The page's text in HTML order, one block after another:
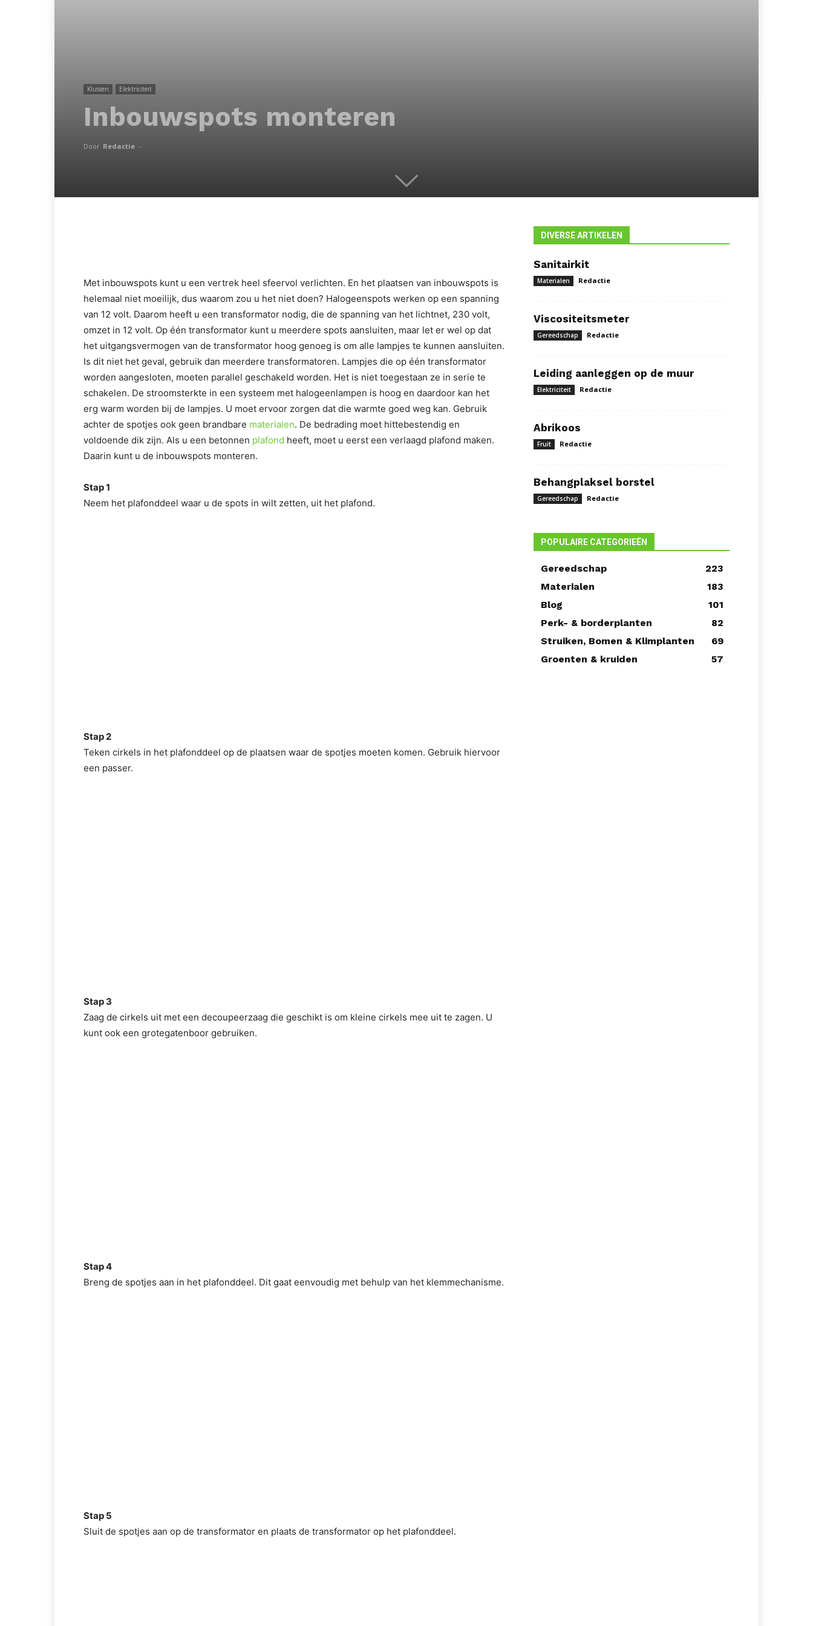
Klussen Elektriciteit
Inbouwspots monteren
Door Redactie -
Met inbouwspots kunt u een vertrek heel sfeervol verlichten. En het plaatsen van inbouwspots is
helemaal niet moeilijk, dus waarom zou u het niet doen? Halogeenspots werken op een spanning
van 12 volt. Daarom heeft u een transformator nodig, die de spanning van het lichtnet, 230 volt,
omzet in 12 volt. Op één transformator kunt u meerdere spots aansluiten, maar let er wel op dat
het uitgangsvermogen van de transformator hoog genoeg is om alle lampjes te kunnen aansluiten.
Is dit niet het geval, gebruik dan meerdere transformatoren. Lampjes die op één transformator
worden aangesloten, moeten parallel geschakeld worden. Het is niet toegestaan ze in serie te
schakelen. De stroomsterkte in een systeem met halogeenlampen is hoog en daardoor kan het
erg warm worden bij de lampjes. U moet ervoor zorgen dat die warmte goed weg kan. Gebruik
achter de spotjes ook geen brandbare materialen. De bedrading moet hittebestendig en
voldoende dik zijn. Als u een betonnen plafond heeft, moet u eerst een verlaagd plafond maken.
Daarin kunt u de inbouwspots monteren.
Stap 1
Neem het plafonddeel waar u de spots in wilt zetten, uit het plafond.
Stap 2
Teken cirkels in het plafonddeel op de plaatsen waar de spotjes moeten komen. Gebruik hiervoor
een passer.
Stap 3
Zaag de cirkels uit met een decoupeerzaag die geschikt is om kleine cirkels mee uit te zagen. U
kunt ook een grotegatenboor gebruiken.
Stap 4
Breng de spotjes aan in het plafonddeel. Dit gaat eenvoudig met behulp van het klemmechanisme.
Stap 5
Sluit de spotjes aan op de transformator en plaats de transformator op het plafonddeel.
DIVERSE ARTIKELEN
Sanitairkit
Materialen Redactie
Viscositeitsmeter
Gereedschap Redactie
Leiding aanleggen op de muur
Elektriciteit Redactie
Abrikoos
Fruit Redactie
Behangplaksel borstel
Gereedschap Redactie
POPULAIRE CATEGORIEËN
Gereedschap
223
Materialen
183
Blog
101
Perk- & borderplanten
82
Struiken, Bomen & Klimplanten
69
Groenten & kruiden
57